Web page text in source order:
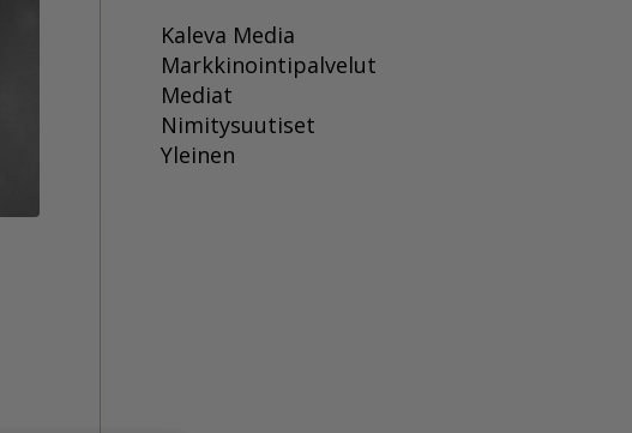
Kaleva Media
Markkinointipalvelut
Mediat
Nimitysuutiset
Yleinen